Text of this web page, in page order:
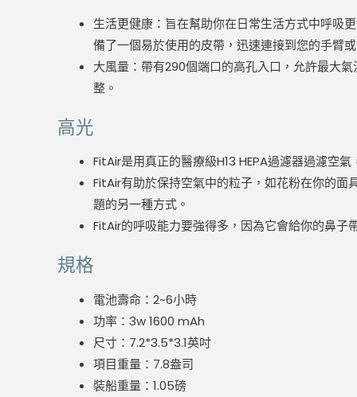
生活更健康：旨在幫助你在日常生活方式中呼吸
備了一個易於使用的皮帶，迅速連接到您的手臂
大風量：帶有290個端口的高孔入口，允許最大
整。
高光
FitAir是用真正的醫療級H13 HEPA過濾器過濾空
FitAir有助於保持空氣中的粒子，如花粉在你的
題的另一種方式。
FitAir的呼吸能力要強得多，因為它會給你的鼻
規格
電池壽命：2~6小時
功率：3w 1600 mAh
尺寸：7.2*3.5*3.1英吋
項目重量：7.8盎司
裝船重量：1.05磅